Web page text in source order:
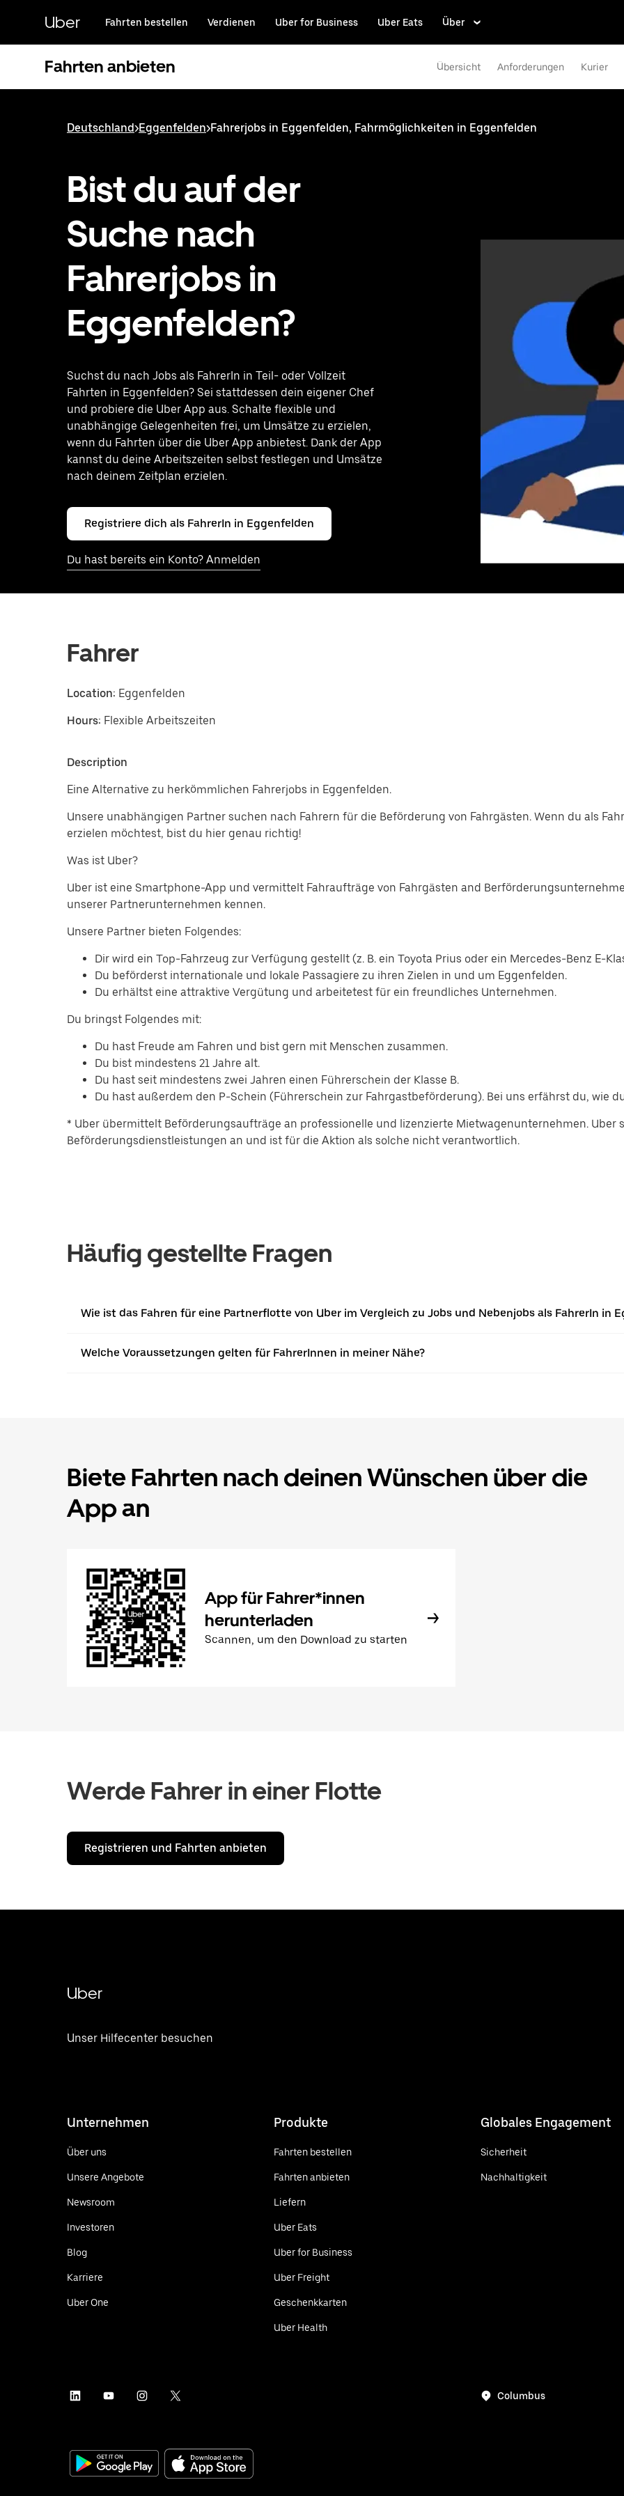
HauptinhaltUber Fahrten bestellen Verdienen Uber for Business Uber Eats Über
Fahrten anbieten Übersicht Anforderungen Kurier
Deutschland>Eggenfelden>Fahrerjobs in Eggenfelden, Fahrmöglichkeiten in Eggenfelden
Bist du auf der
Suche nach
Fahrerjobs in
Eggenfelden?
Suchst du nach Jobs als FahrerIn in Teil- oder Vollzeit
Fahrten in Eggenfelden? Sei stattdessen dein eigener Chef
und probiere die Uber App aus. Schalte flexible und
unabhängige Gelegenheiten frei, um Umsätze zu erzielen,
wenn du Fahrten über die Uber App anbietest. Dank der App
kannst du deine Arbeitszeiten selbst festlegen und Umsätze
nach deinem Zeitplan erzielen.
Registriere dich als FahrerIn in Eggenfelden
Du hast bereits ein Konto? Anmelden
Fahrer
Location: Eggenfelden
Hours: Flexible Arbeitszeiten
Description
Eine Alternative zu herkömmlichen Fahrerjobs in Eggenfelden.
Unsere unabhängigen Partner suchen nach Fahrern für die Beförderung von Fahrgästen. Wenn du als
erzielen möchtest, bist du hier genau richtig!
Was ist Uber?
Uber ist eine Smartphone-App und vermittelt Fahraufträge von Fahrgästen and
unserer Partnerunternehmen kennen.
Unsere Partner bieten Folgendes:
Dir wird ein Top-Fahrzeug zur Verfügung gestellt (z. B. ein Toyota Prius oder ein Mercedes-Benz E-
Du beförderst internationale und lokale Passagiere zu ihren Zielen in und um Eggenfelden.
Du erhältst eine attraktive Vergütung und arbeitetest für ein freundliches Unternehmen.
Du bringst Folgendes mit:
Du hast Freude am Fahren und bist gern mit Menschen zusammen.
Du bist mindestens 21 Jahre alt.
Du hast seit mindestens zwei Jahren einen Führerschein der Klasse B.
Du hast außerdem den P-Schein (Führerschein zur Fahrgastbeförderung). Bei uns erfährst du, wie
* Uber übermittelt Beförderungsaufträge an professionelle und lizenzierte Mietwagenunternehmen. Uber
Beförderungsdienstleistungen an und ist für die Aktion als solche nicht verantwortlich.
Häufig gestellte Fragen
Wie ist das Fahren für eine Partnerflotte von Uber im Vergleich zu Jobs und Nebenjobs als FahrerIn in
Welche Voraussetzungen gelten für FahrerInnen in meiner Nähe?
Biete Fahrten nach deinen Wünschen über die
App an
App für Fahrer*innen
herunterladen
Scannen, um den Download zu starten
Werde Fahrer in einer Flotte
Registrieren und Fahrten anbieten
Uber
Unser Hilfecenter besuchen
Unternehmen
Über uns
Unsere Angebote
Newsroom
Investoren
Blog
Karriere
Uber One
Produkte
Fahrten bestellen
Fahrten anbieten
Liefern
Uber Eats
Uber for Business
Uber Freight
Geschenkkarten
Uber Health
Globales Engagement
Sicherheit
Nachhaltigkeit
Columbus